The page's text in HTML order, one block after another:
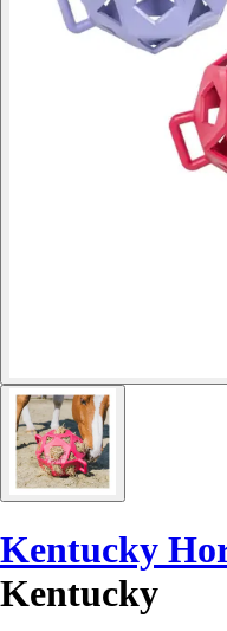
Kentucky
Kentucky